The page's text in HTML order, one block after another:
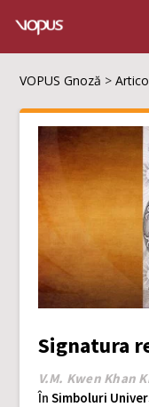
VOPUS Gnoză >
Signatura
V.M. Kwen Khan
În Simboluri